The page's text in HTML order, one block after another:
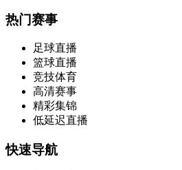
热门赛事
足球直播
篮球直播
竞技体育
高清赛事
精彩集锦
低延迟直播
快速导航